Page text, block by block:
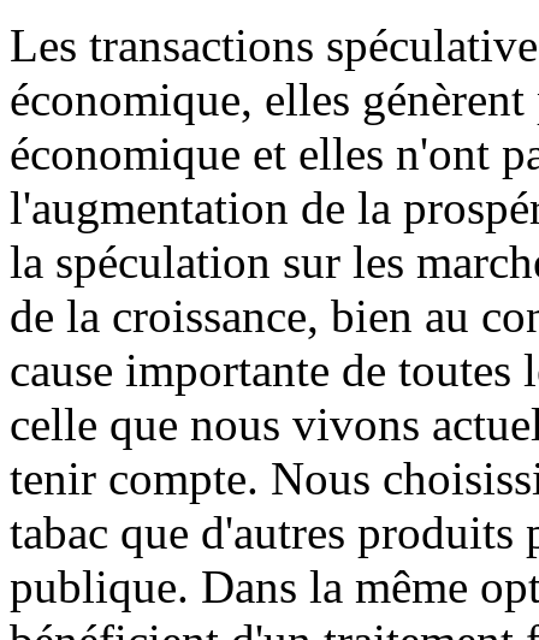
Les transactions
économique, elles
économique et elles n'ont
l'augmentation de la
la spéculation sur les
de la croissance, bien au
cause importante de
celle que nous vivons
tenir compte. Nous
tabac que d'autres produits
publique. Dans la même